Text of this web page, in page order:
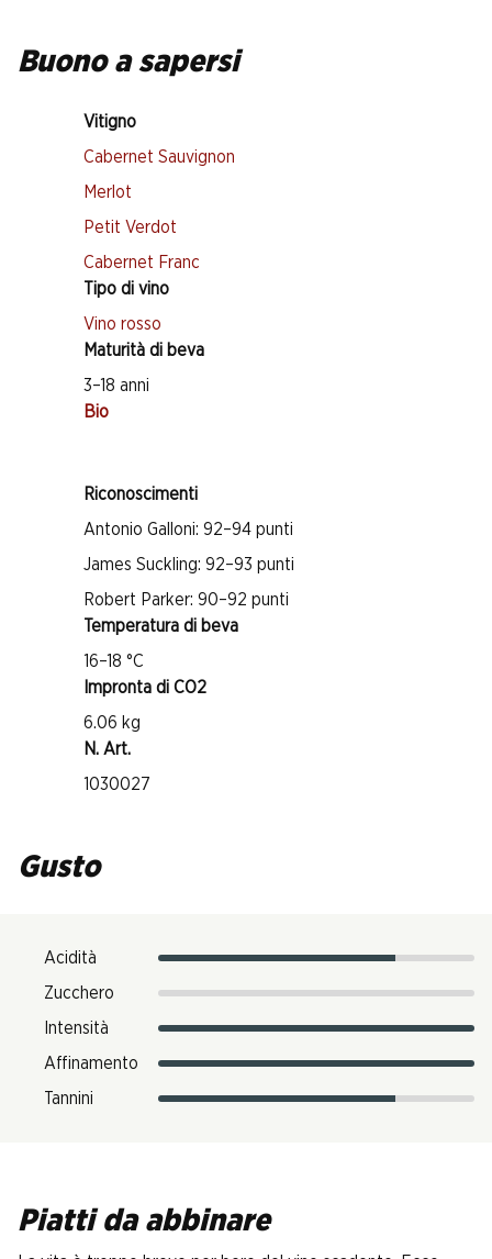
Buono a sapersi
Vitigno
Cabernet Sauvignon
Merlot
Petit Verdot
Cabernet Franc
Tipo di vino
Vino rosso
Maturità di beva
3–18 anni
Bio
Riconoscimenti
Antonio Galloni: 92–94 punti
James Suckling: 92–93 punti
Robert Parker: 90–92 punti
Temperatura di beva
16–18 °C
Impronta di CO2
6.06 kg
N. Art.
1030027
Gusto
Acidità
Zucchero
Intensità
Affinamento
Tannini
Piatti da abbinare